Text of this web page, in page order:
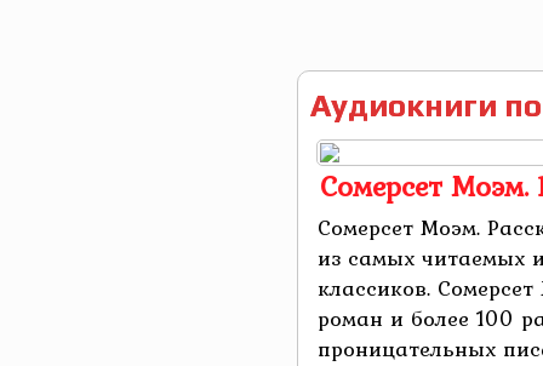
Аудиокниги
Сомерсет Моэм.
Сомерсет Моэм.
из самых читаемых
классиков.
роман и более 100
проницательных